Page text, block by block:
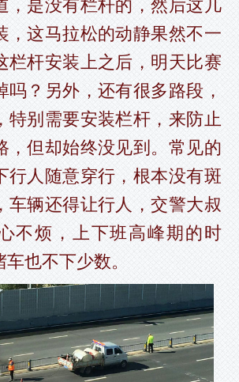
，是没有栏杆的，然后这几
，这马拉松的动静果然不一
栏杆安装上之后，明天比赛
吗？另外，还有很多路段，
特别需要安装栏杆，来防止
，但却始终没见到。常见的
行人随意穿行，根本没有斑
车辆还得让行人，交警大叔
不烦，上下班高峰期的时
也不下少数。